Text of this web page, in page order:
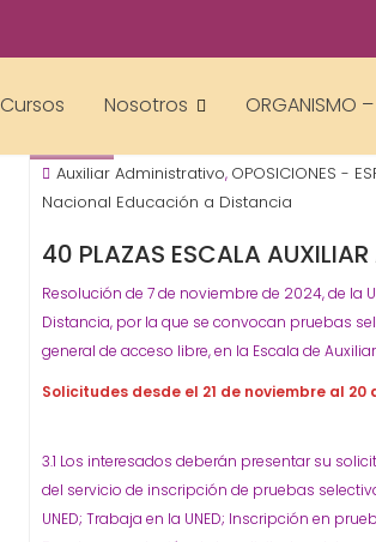
Cursos Nosotros ORGANISMO
20 Gestor AcademiasCumLaude
Auxiliar Administrativo, OPOSICIONES -
Nacional Educación a Distancia
40 PLAZAS ESCALA
Resolución de 7 de noviembre de 2024, de la
Distancia, por la que se convocan pruebas
general de acceso libre, en la Escala de
Solicitudes desde el 21 de noviembre al 20
3.1 Los interesados deberán presentar su
del servicio de inscripción de pruebas
UNED; Trabaja en la UNED; Inscripción en